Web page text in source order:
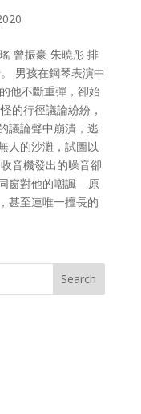
曾振豪 朱曉彤 排
男孩在鋼琴表演中
他不斷重彈，卻始
的行徑議論紛紛，
議論聲中崩潰，逃
人的沙灘，試圖以
音機發出的噪音卻
窗對他的嘲諷—原
甚至連唯一擅長的